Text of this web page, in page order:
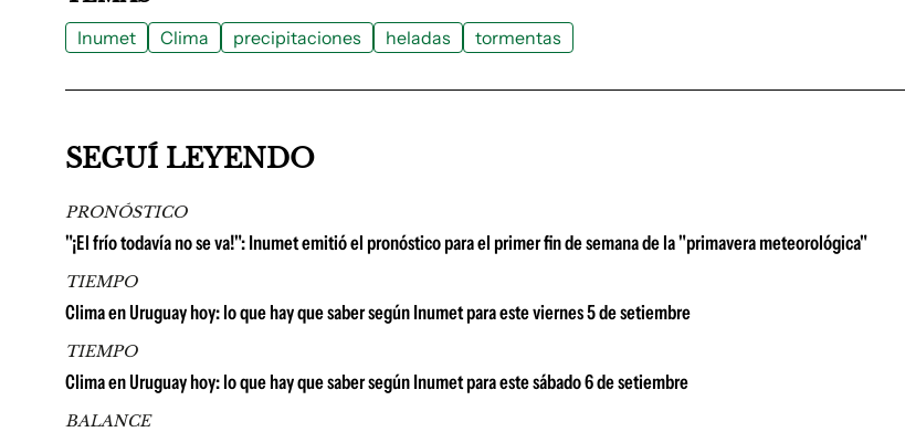
Inumet Clima precipitaciones heladas tormentas
SEGUÍ LEYENDO
PRONÓSTICO
"¡El frío todavía no se va!": Inumet emitió el pronóstico para el primer fin de semana de la "primavera meteorológica"
TIEMPO
Clima en Uruguay hoy: lo que hay que saber según Inumet para este viernes 5 de setiembre
TIEMPO
Clima en Uruguay hoy: lo que hay que saber según Inumet para este sábado 6 de setiembre
BALANCE